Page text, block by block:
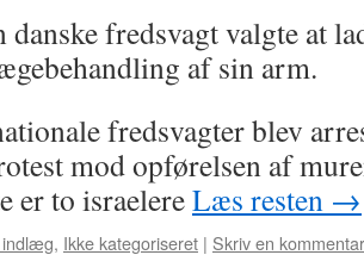
danske fredsvagt valgte at
af sin arm.
fredsvagter blev
mod opførelsen af
er to israelereLæs resten →
, Ikke kategoriseret | Skriv en kommentar